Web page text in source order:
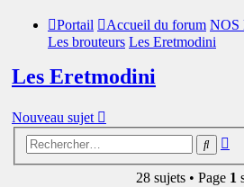
Portail Accueil du forum NOS
Les brouteurs Les Eretmodini
Les Eretmodini
Nouveau sujet
28 sujets • Page 1